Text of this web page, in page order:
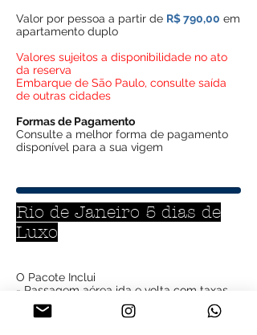
Valor por pessoa a partir de R$ 790,00 em
apartamento duplo
Valores sujeitos a disponibilidade no ato
da reserva
Embarque de São Paulo, consulte saída
de outras cidades
Formas de Pagamento
Consulte a melhor forma de pagamento
disponível para a sua vigem
Rio de Janeiro 5 dias de
Luxo
O Pacote Inclui
- Passagem aérea ida e volta com taxas
de embarque
- 4 noites de hospedagem com café da